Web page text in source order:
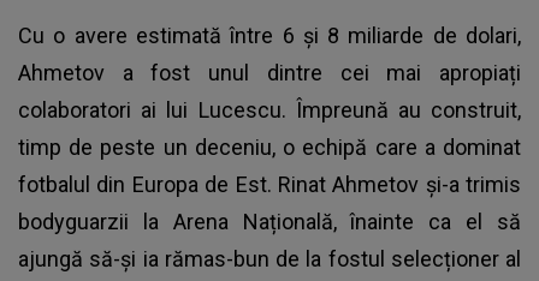
Cu o avere estimată între 6 și 8 miliarde de dolari,
Ahmetov a fost unul dintre cei mai apropiați
colaboratori ai lui Lucescu. Împreună au construit,
timp de peste un deceniu, o echipă care a dominat
fotbalul din Europa de Est. Rinat Ahmetov și-a trimis
bodyguarzii la Arena Națională, înainte ca el să
ajungă să-și ia rămas-bun de la fostul selecționer al